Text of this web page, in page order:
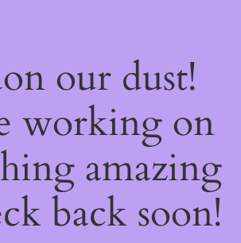
our dust!
working on
amazing
back soon!